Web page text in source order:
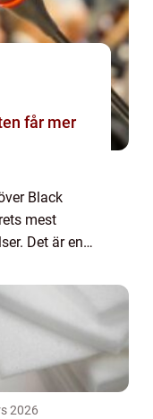
Black
mest
Det är en
2026